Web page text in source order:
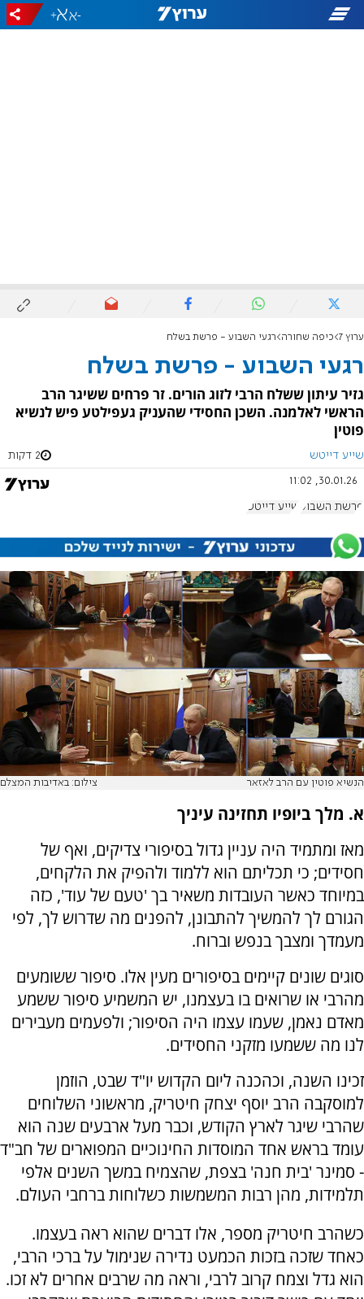
-
+
ערוץ 7 כיפה שחורה רגעי השבוע - פרשת בשלח
רגעי השבוע - פרשת בשלח
גזיר עיתון ששלח הרבי לזוג הורים. זר פרחים ששיגר הרב
הראשי לאלמנה. השכן החסידי שהעניק געפילטע פיש לנשיא
פוטין
שייע דייטש 2 דקות
30.01.26, 11:02
פרשת השבוע שייע דייטש
הנשיא פוטין עם הרב לאזאר צילום: באדיבות המצלם
א. מלך ביופיו תחזינה עיניך
מאז ומתמיד היה עניין גדול בסיפורי צדיקים, ואף של
חסידים; כי תכליתם הוא ללמוד ולהפיק את הלקחים,
במיוחד כאשר העובדות משאיר בך 'טעם של עוד', כזה
הגורם לך להמשיך להתבונן, להפנים מה שדרוש לך, לפי
מעמדך ומצבך בנפש וברוח.
סוגים שונים קיימים בסיפורים מעין אלו. סיפור ששומעים
מהרבי או שרואים בו בעצמנו, יש המשמיע סיפור ששמע
מאדם נאמן, שעמו עצמו היה הסיפור; ולפעמים מעבירים
לנו מה ששמעו מזקני החסידים.
זכינו השנה, וכהכנה ליום הקדוש יו"ד שבט, הוזמן
למוסקבה הרב יוסף יצחק חיטריק, מראשוני השלוחים
שהרבי שיגר לארץ הקודש, וכבר מעל ארבעים שנה הוא
עומד בראש אחד המוסדות החינוכיים המפוארים של חב"ד
- סמינר 'בית חנה' בצפת, שהצמיח במשך השנים אלפי
תלמידות, מהן רבות המשמשות כשלוחות ברחבי העולם.
כשהרב חיטריק מספר, אלו דברים שהוא ראה בעצמו.
כאחד שזכה בזכות הכמעט נדירה שנימול על ברכי הרבי,
הוא גדל וצמח קרוב לרבי, וראה מה שרבים אחרים לא זכו.